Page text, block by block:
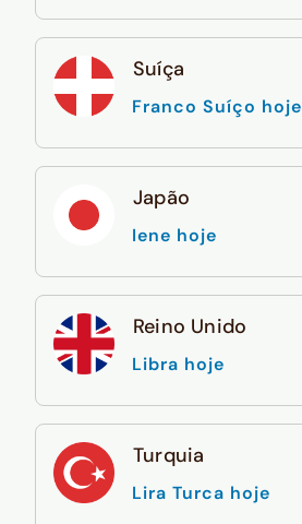
Suíça
Franco Suíço hoje
Japão
Iene hoje
Reino Unido
Libra hoje
Turquia
Lira Turca hoje